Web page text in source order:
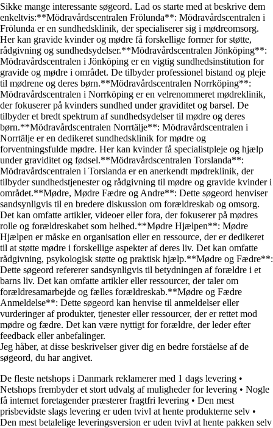
Sikke mange interessante søgeord. Lad os starte med at beskrive dem
enkeltvis:**Mödravårdscentralen Frölunda**: Mödravårdscentralen i
Frölunda er en sundhedsklinik, der specialiserer sig i mødreomsorg.
Her kan gravide kvinder og mødre få forskellige former for støtte,
rådgivning og sundhedsydelser.**Mödravårdscentralen Jönköping**:
Mödravårdscentralen i Jönköping er en vigtig sundhedsinstitution for
gravide og mødre i området. De tilbyder professionel bistand og pleje
til mødrene og deres børn.**Mödravårdscentralen Norrköping**:
Mödravårdscentralen i Norrköping er en velrenommeret mødreklinik,
der fokuserer på kvinders sundhed under graviditet og barsel. De
tilbyder et bredt spektrum af sundhedsydelser til mødre og deres
børn.**Mödravårdscentralen Norrtälje**: Mödravårdscentralen i
Norrtälje er en dedikeret sundhedsklinik for mødre og
forventningsfulde mødre. Her kan kvinder få specialistpleje og hjælp
under graviditet og fødsel.**Mödravårdscentralen Torslanda**:
Mödravårdscentralen i Torslanda er en anerkendt mødreklinik, der
tilbyder sundhedstjenester og rådgivning til mødre og gravide kvinder i
området.**Mødre, Mødre Fædre og Andre**: Dette søgeord henviser
sandsynligvis til en bredere diskussion om forældreskab og omsorg.
Det kan omfatte artikler, videoer eller fora, der fokuserer på mødres
rolle og forældreskabet som helhed.**Mødre Hjælpen**: Mødre
Hjælpen er måske en organisation eller en ressource, der er dedikeret
til at støtte mødre i forskellige aspekter af deres liv. Det kan omfatte
rådgivning, psykologisk støtte og praktisk hjælp.**Mødre og Fædre**:
Dette søgeord refererer sandsynligvis til betydningen af forældre i et
barns liv. Det kan omfatte artikler eller ressourcer, der taler om
forældresamarbejde og fælles forældreskab.**Mødre og Fædre
Anmeldelse**: Dette søgeord kan henvise til anmeldelser eller
vurderinger af produkter, tjenester eller ressourcer, der er rettet mod
mødre og fædre. Det kan være nyttigt for forældre, der leder efter
feedback eller anbefalinger.
Jeg håber, at disse beskrivelser giver dig en bedre forståelse af de
søgeord, du har angivet.
De fleste netshops i Danmark reklamerer med 1 dags levering •
Netshops frembyder et stort udvalg af muligheder for levering • Nogle
få internet foretagender præsterer fragtfri levering • Den mest
prisbevidste slags levering er uden tvivl at hente produkterne selv •
Den mest betalelige leveringsversion er uden tvivl at hente pakken selv